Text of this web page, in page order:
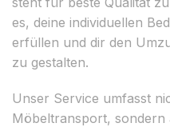
es, deine individuellen
erfüllen und dir den
zu gestalten.
Unser Service umfasst
Möbeltransport, sondern